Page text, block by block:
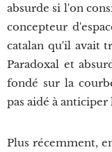
absurde si l'on
concepteur
catalan qu'il avait
Paradoxal et
fondé sur la
pas aidé à
Plus récemment,